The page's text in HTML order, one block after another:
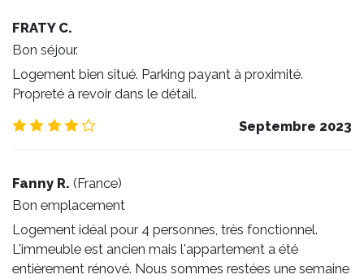
FRATY C.
Bon séjour.
Logement bien situé. Parking payant à proximité.
Propreté à revoir dans le détail.
Septembre 2023
Fanny R. (France)
Bon emplacement
Logement idéal pour 4 personnes, très fonctionnel.
L'immeuble est ancien mais l'appartement a été
entièrement rénové. Nous sommes restées une semaine